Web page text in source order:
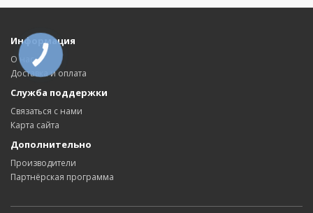
Информация
О нас
Доставка и оплата
Служба поддержки
Связаться с нами
Карта сайта
Дополнительно
Производители
Партнёрская программа
КНОПКА
СВЯЗИ